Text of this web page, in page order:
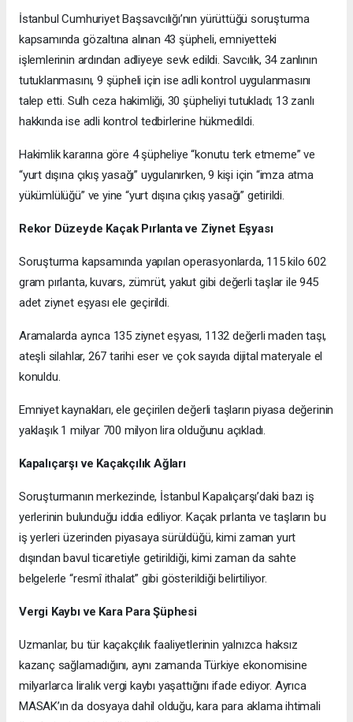
İstanbul Cumhuriyet Başsavcılığı’nın yürüttüğü soruşturma
kapsamında gözaltına alınan 43 şüpheli, emniyetteki
işlemlerinin ardından adliyeye sevk edildi. Savcılık, 34 zanlının
tutuklanmasını, 9 şüpheli için ise adli kontrol uygulanmasını
talep etti. Sulh ceza hakimliği, 30 şüpheliyi tutukladı; 13 zanlı
hakkında ise adli kontrol tedbirlerine hükmedildi.
Hakimlik kararına göre 4 şüpheliye “konutu terk etmeme” ve
“yurt dışına çıkış yasağı” uygulanırken, 9 kişi için “imza atma
yükümlülüğü” ve yine “yurt dışına çıkış yasağı” getirildi.
Rekor Düzeyde Kaçak Pırlanta ve Ziynet Eşyası
Soruşturma kapsamında yapılan operasyonlarda, 115 kilo 602
gram pırlanta, kuvars, zümrüt, yakut gibi değerli taşlar ile 945
adet ziynet eşyası ele geçirildi.
Aramalarda ayrıca 135 ziynet eşyası, 1132 değerli maden taşı,
ateşli silahlar, 267 tarihi eser ve çok sayıda dijital materyale el
konuldu.
Emniyet kaynakları, ele geçirilen değerli taşların piyasa değerinin
yaklaşık 1 milyar 700 milyon lira olduğunu açıkladı.
Kapalıçarşı ve Kaçakçılık Ağları
Soruşturmanın merkezinde, İstanbul Kapalıçarşı’daki bazı iş
yerlerinin bulunduğu iddia ediliyor. Kaçak pırlanta ve taşların bu
iş yerleri üzerinden piyasaya sürüldüğü, kimi zaman yurt
dışından bavul ticaretiyle getirildiği, kimi zaman da sahte
belgelerle “resmî ithalat” gibi gösterildiği belirtiliyor.
Vergi Kaybı ve Kara Para Şüphesi
Uzmanlar, bu tür kaçakçılık faaliyetlerinin yalnızca haksız
kazanç sağlamadığını, aynı zamanda Türkiye ekonomisine
milyarlarca liralık vergi kaybı yaşattığını ifade ediyor. Ayrıca
MASAK’ın da dosyaya dahil olduğu, kara para aklama ihtimali